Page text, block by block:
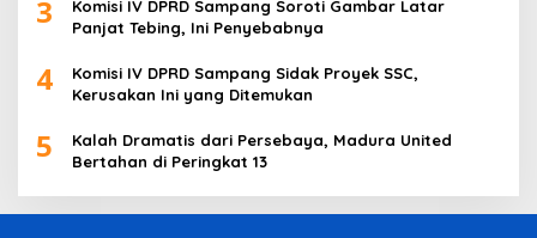
3
Komisi IV DPRD Sampang Soroti Gambar Latar
Panjat Tebing, Ini Penyebabnya
4
Komisi IV DPRD Sampang Sidak Proyek SSC,
Kerusakan Ini yang Ditemukan
5
Kalah Dramatis dari Persebaya, Madura United
Bertahan di Peringkat 13